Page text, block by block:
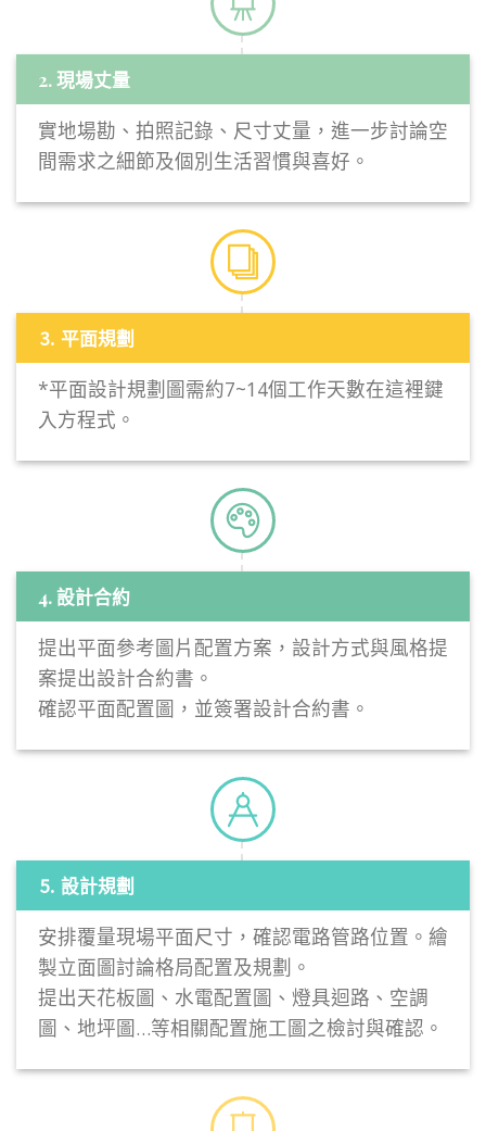
2. 現場丈量
實地場勘、拍照記錄、尺寸丈量，進一步討論空
間需求之細節及個別生活習慣與喜好。
⒊ 平面規劃
*平面設計規劃圖需約7~14個工作天數在這裡鍵
入方程式。
4. 設計合約
提出平面參考圖片配置方案，設計方式與風格提
案提出設計合約書。
確認平面配置圖，並簽署設計合約書。
⒌ 設計規劃
安排覆量現場平面尺寸，確認電路管路位置。繪
製立面圖討論格局配置及規劃。
提出天花板圖、水電配置圖、燈具迴路、空調
圖、地坪圖…等相關配置施工圖之檢討與確認。